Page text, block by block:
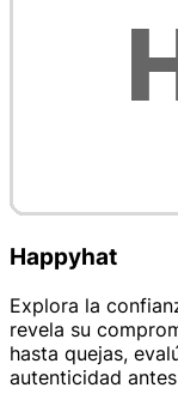
Happyhat
Explora la
revela su
hasta quejas,
autenticidad